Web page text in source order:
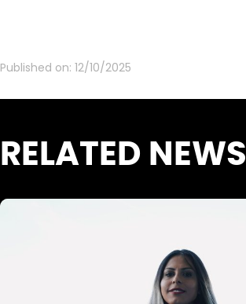
Published on: 12/10/2025
RELATED NEWS